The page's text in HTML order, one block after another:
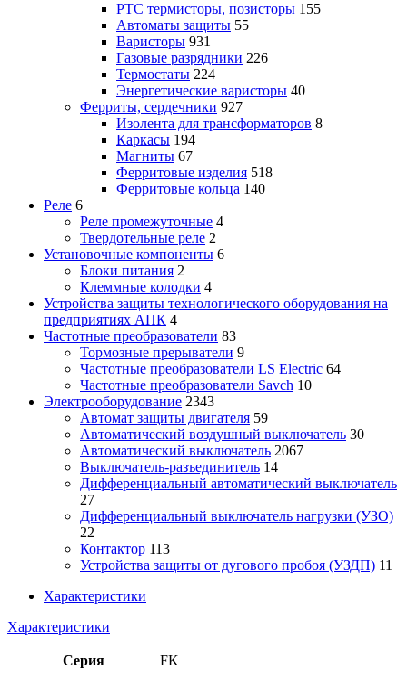
PTC термисторы, позисторы 155
Автоматы защиты 55
Варисторы 931
Газовые разрядники 226
Термостаты 224
Энергетические варисторы 40
Ферриты, сердечники 927
Изолента для трансформаторов 8
Каркасы 194
Магниты 67
Ферритовые изделия 518
Ферритовые кольца 140
Реле 6
Реле промежуточные 4
Твердотельные реле 2
Установочные компоненты 6
Блоки питания 2
Клеммные колодки 4
Устройства защиты технологического оборудования на
предприятиях АПК 4
Частотные преобразователи 83
Тормозные прерыватели 9
Частотные преобразователи LS Electric 64
Частотные преобразователи Savch 10
Электрооборудование 2343
Автомат защиты двигателя 59
Автоматический воздушный выключатель 30
Автоматический выключатель 2067
Выключатель-разъединитель 14
Дифференциальный автоматический выключатель
27
Дифференциальный выключатель нагрузки (УЗО)
22
Контактор 113
Устройства защиты от дугового пробоя (УЗДП) 11
Характеристики
Характеристики
Серия FK